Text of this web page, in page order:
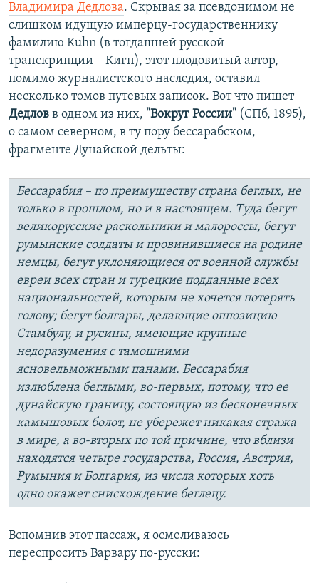
Владимира Дедлова. Скрывая за псевдонимом не
слишком идущую имперцу-государственнику
фамилию Kuhn (в тогдашней русской
транскрипции – Кигн), этот плодовитый автор,
помимо журналистского наследия, оставил
несколько томов путевых записок. Вот что пишет
Дедлов в одном из них, "Вокруг России" (СПб, 1895),
о самом северном, в ту пору бессарабском,
фрагменте Дунайской дельты:
Бессарабия – по преимуществу страна беглых, не
только в прошлом, но и в настоящем. Туда бегут
великорусские раскольники и малороссы, бегут
румынские солдаты и провинившиеся на родине
немцы, бегут уклоняющиеся от военной службы
евреи всех стран и турецкие подданные всех
национальностей, которым не хочется потерять
голову; бегут болгары, делающие оппозицию
Стамбулу, и русины, имеющие крупные
недоразумения с тамошними
ясновельможными панами. Бессарабия
излюблена беглыми, во-первых, потому, что ее
дунайскую границу, состоящую из бесконечных
камышовых болот, не убережет никакая стража
в мире, а во-вторых по той причине, что вблизи
находятся четыре государства, Россия, Австрия,
Румыния и Болгария, из числа которых хоть
одно окажет снисхождение беглецу.
Вспомнив этот пассаж, я осмеливаюсь
переспросить Варвару по-русски: